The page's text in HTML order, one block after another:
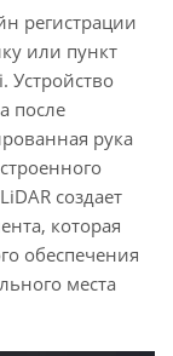
регистрации
или пункт
Устройство
после
рука
создает
которая
обеспечения
места